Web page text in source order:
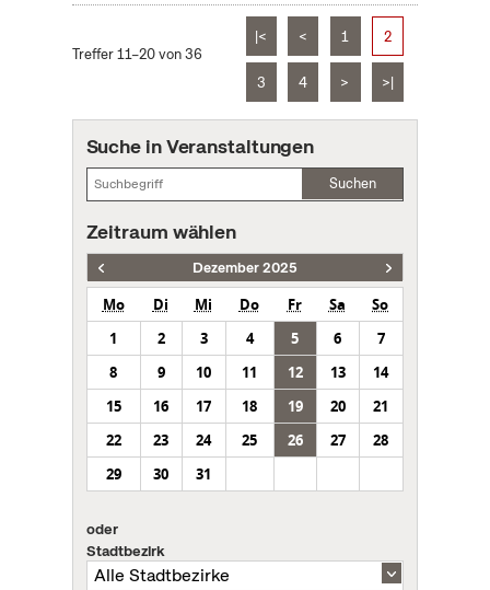
Treffer 11–20 von 36
|< < 1 2
3 4 > >|
Suche in Veranstaltungen
Suchen
Zeitraum wählen
Dezember 2025
Mo Di Mi Do Fr Sa
So
1
2 3 4 5 6
7
8
9 10 11 12 13
14
15
16 17 18 19 20
21
22
23 24 25 26 27
28
29
30 31
oder
Stadtbezirk